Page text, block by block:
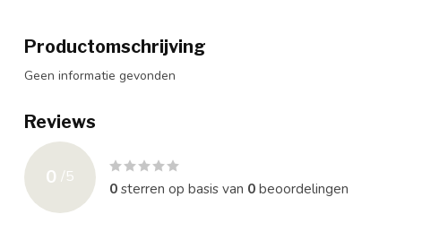
Productomschrijving
Geen informatie gevonden
Reviews
0 /5
0sterren op basis van 0beoordelingen